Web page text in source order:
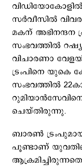
വിഡിയോകോളില്‍
സര്‍വീസില്‍
മകന് അഭിനന്ദന
സംഭവത്തില്‍
വിചാരണാ
ട്രംപിനെ യുകെ
സംഭവത്തില്‍
ചെയ്തിരുന്നു.
ബാരണ്‍
പൂണ്ടാണ്